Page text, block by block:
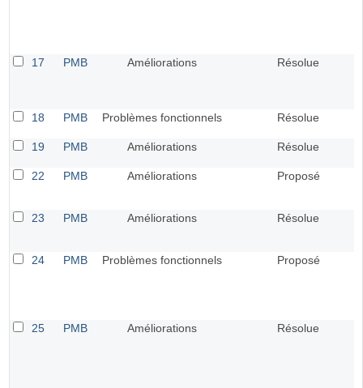
17 PMB Améliorations Résolue
18 PMB Problèmes fonctionnels Résolue
19 PMB Améliorations Résolue
22 PMB Améliorations Proposé
23 PMB Améliorations Résolue
24 PMB Problèmes fonctionnels Proposé
25 PMB Améliorations Résolue